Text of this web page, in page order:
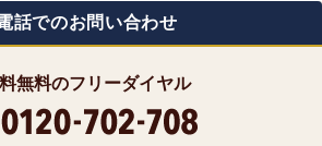
話でのお問い合わせ
無料のフリーダイヤル